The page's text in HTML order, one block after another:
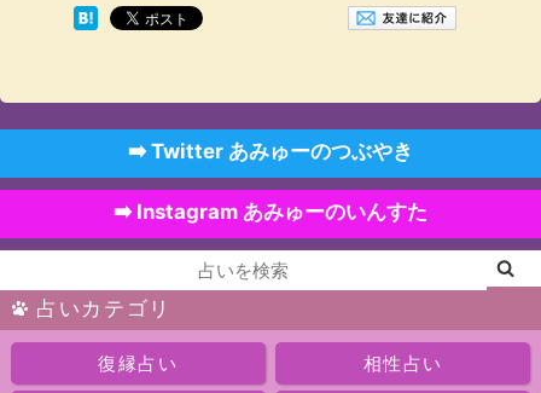
➡️ Twitter あみゅーのつぶやき
➡️ Instagram あみゅーのいんすた
占いカテゴリ
復縁占い 相性占い